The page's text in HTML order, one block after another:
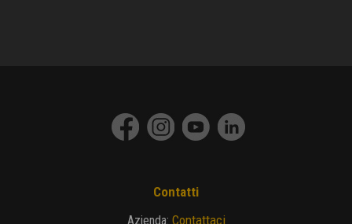
Contatti
Azienda: Contattaci